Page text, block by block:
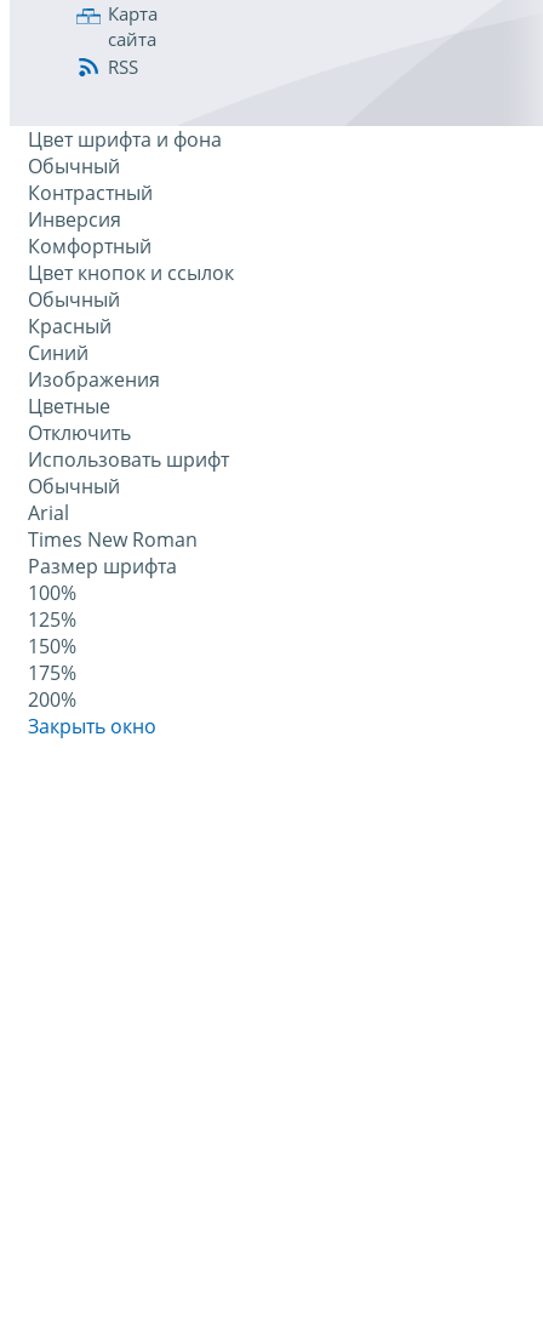
Карта
сайта
RSS
Цвет шрифта и фона
Обычный
Контрастный
Инверсия
Комфортный
Цвет кнопок и ссылок
Обычный
Красный
Синий
Изображения
Цветные
Отключить
Использовать шрифт
Обычный
Arial
Times New Roman
Размер шрифта
100%
125%
150%
175%
200%
Закрыть окно